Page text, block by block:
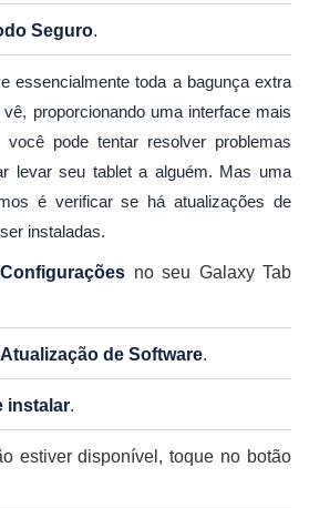
Seguro.
essencialmente toda a bagunça extra
proporcionando uma interface mais
pode tentar resolver problemas
levar seu tablet a alguém. Mas uma
é verificar se há atualizações de
instaladas.
Configurações no seu Galaxy Tab
Atualização de Software.
instalar.
estiver disponível, toque no botão